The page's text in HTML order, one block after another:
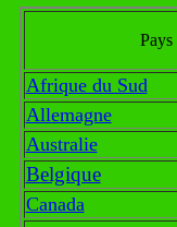
Pays
Afrique du Sud
Allemagne
Australie
Belgique
Canada